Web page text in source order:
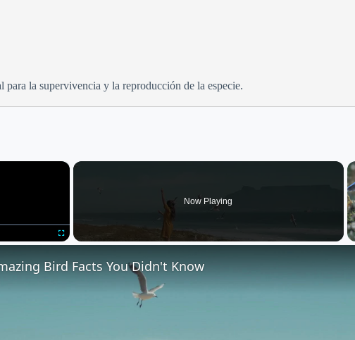
la supervivencia y la reproducción de la especie.
×
Now Playing
Bird Facts You Didn't Know